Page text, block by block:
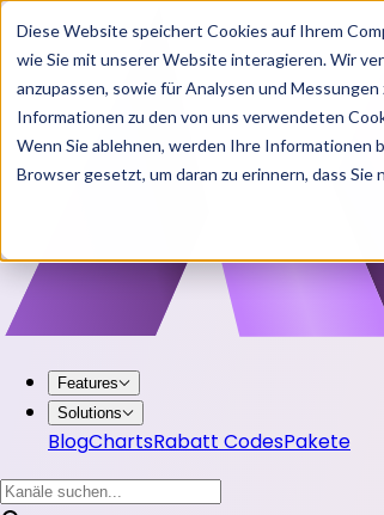
Diese Website speichert Cookies auf Ihrem
wie Sie mit unserer Website interagieren. Wir
anzupassen, sowie für Analysen und
Informationen zu den von uns verwendeten
Wenn Sie ablehnen, werden Ihre Informationen
Browser gesetzt, um daran zu erinnern, dass
Features
Solutions
BlogChartsRabatt CodesPakete